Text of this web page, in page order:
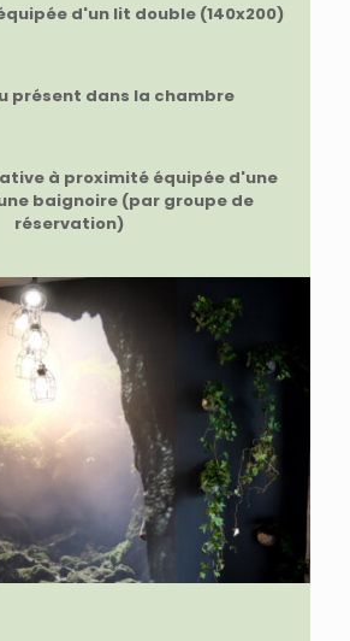
d'un lit double (140x200)
présent dans la chambre
à proximité équipée d'une
baignoire (par groupe de
réservation)